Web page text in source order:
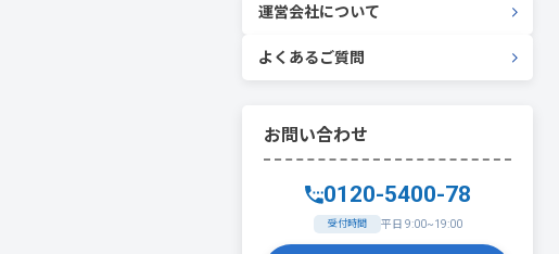
運営会社について
よくあるご質問
お問い合わせ
0120-5400-78
受付時間 平日 9:00~19:00